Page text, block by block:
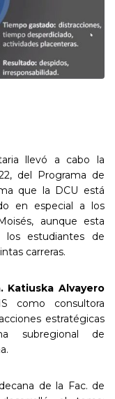
llevó a cabo la
del Programa de
que la DCU está
en especial a los
aunque esta
estudiantes de
carreras.
Katiuska Alvayero
como consultora
estratégicas
subregional de
de la Fac. de